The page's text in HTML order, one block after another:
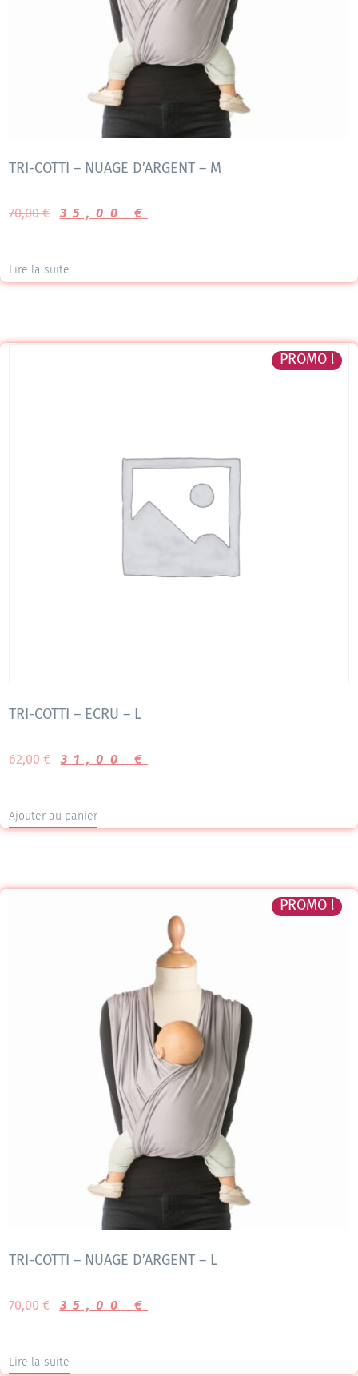
TRI-COTTI – NUAGE D’ARGENT – M
70,00€ 35,00 €
Lire la suite
PROMO !
TRI-COTTI – ECRU – L
62,00€ 31,00 €
Ajouter au panier
PROMO !
TRI-COTTI – NUAGE D’ARGENT – L
70,00€ 35,00 €
Lire la suite